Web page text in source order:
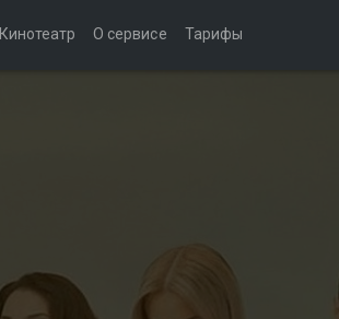
Кинотеатр О сервисе Тарифы